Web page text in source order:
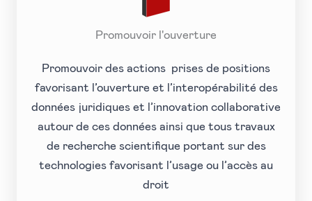
Promouvoir l'ouverture
Promouvoir des actions prises de positions
favorisant l’ouverture et l’interopérabilité des
données juridiques et l’innovation collaborative
autour de ces données ainsi que tous travaux
de recherche scientifique portant sur des
technologies favorisant l’usage ou l’accès au
droit